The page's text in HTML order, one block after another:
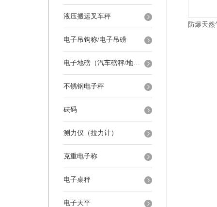
液压搬运叉车秤
电子吊钩称/电子吊磅
电子地磅（汽车磅秤/地磅）
不锈钢电子秤
砝码
测力仪（拉力计）
克重电子称
电子桌秤
电子天平